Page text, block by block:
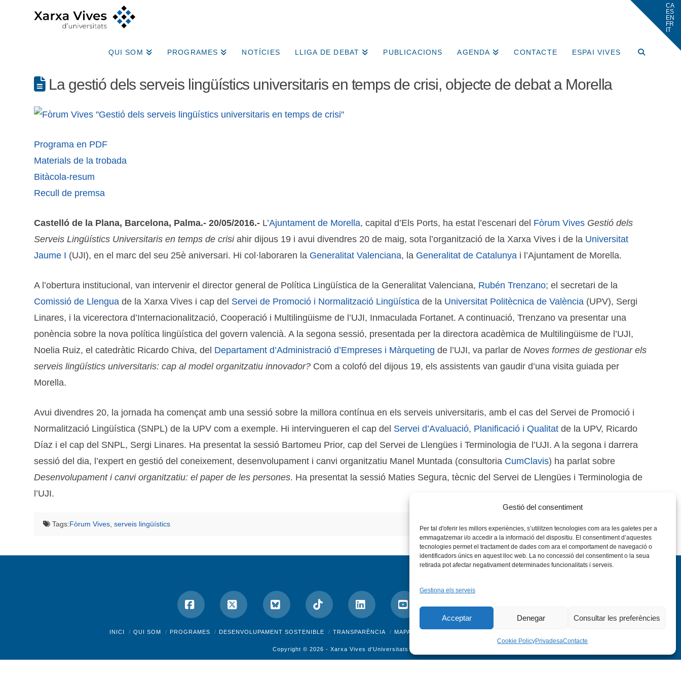
Gestió del consentiment
Per tal d'oferir les millors experiències, s’utilitzen tecnologies com ara les galetes per a
emmagatzemar i/o accedir a la informació del dispositiu. El consentiment d’aquestes
tecnologies permet el tractament de dades com ara el comportament de navegació o
identificadors únics en aquest lloc web. La no concessió del consentiment o la seua
retirada pot afectar negativament determinades funcionalitats i serveis.
Gestiona els serveis
Acceptar Denegar Consultar les preferències
Cookie PolicyPrivadesaContacte
QUI SOM PROGRAMES NOTÍCIES LLIGA DE DEBAT PUBLICACIONS AGENDA CONTACTE ESPAI VIVES
La gestió dels serveis lingüístics universitaris en temps de crisi, objecte de debat a Morella
Programa en PDF
Materials de la trobada
Bitàcola-resum
Recull de premsa
Castelló de la Plana, Barcelona, Palma.- 20/05/2016.- L’Ajuntament de Morella, capital d’Els Ports, ha estat l’escenari del Fòrum Vives Gestió dels
Serveis Lingüístics Universitaris en temps de crisiahir dijous 19 i avui divendres 20 de maig, sota l’organització de la Xarxa Vives i de la Universitat
Jaume I (UJI), en el marc del seu 25è aniversari. Hi col·laboraren la Generalitat Valenciana, la Generalitat de Catalunya i l’Ajuntament de Morella.
A l’obertura institucional, van intervenir el director general de Política Lingüística de la Generalitat Valenciana, Rubén Trenzano; el secretari de la
Comissió de Llengua de la Xarxa Vives i cap del Servei de Promoció i Normalització Lingüística de la Universitat Politècnica de València (UPV), Sergi
Linares, i la vicerectora d’Internacionalització, Cooperació i Multilingüisme de l’UJI, Inmaculada Fortanet. A continuació, Trenzano va presentar una
ponència sobre la nova política lingüística del govern valencià. A la segona sessió, presentada per la directora acadèmica de Multilingüisme de l’UJI,
Noelia Ruiz, el catedràtic Ricardo Chiva, del Departament d’Administració d’Empreses i Màrqueting de l’UJI, va parlar deNoves formes de gestionar els
serveis lingüístics universitaris: cap al model organitzatiu innovador? Com a colofó del dijous 19, els assistents van gaudir d’una visita guiada per
Morella.
Avui divendres 20, la jornada ha començat amb una sessió sobre la millora contínua en els serveis universitaris, amb el cas del Servei de Promoció i
Normalització Lingüística (SNPL) de la UPV com a exemple. Hi intervingueren el cap del Servei d’Avaluació, Planificació i Qualitat de la UPV, Ricardo
Díaz i el cap del SNPL, Sergi Linares. Ha presentat la sessió Bartomeu Prior, cap del Servei de Llengües i Terminologia de l’UJI. A la segona i darrera
sessió del dia, l’expert en gestió del coneixement, desenvolupament i canvi organitzatiu Manel Muntada (consultoria CumClavis) ha parlat sobre
Desenvolupament i canvi organitzatiu: el paper de les persones. Ha presentat la sessió Maties Segura, tècnic del Servei de Llengües i Terminologia de
l’UJI.
Tags:Fòrum Vives, serveis lingüístics
Facebook
X Bluesky Tiktok LinkedInYouTubeInstagramFlickr
INICI QUI SOM PROGRAMES DESENVOLUPAMENT SOSTENIBLE TRANSPARÈNCIA MAPA DEL WEB
Copyright © 2026 - Xarxa Vives d'Universitats